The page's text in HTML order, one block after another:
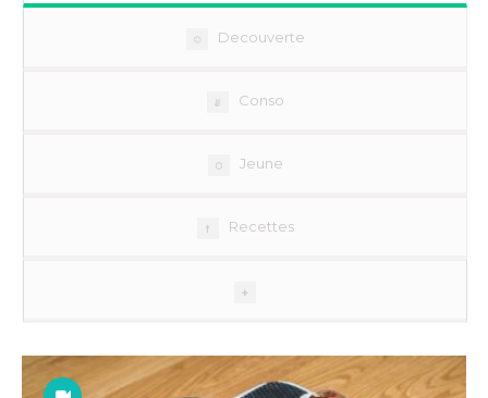
Decouverte
Conso
Jeune
Recettes